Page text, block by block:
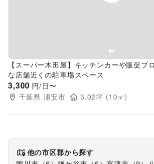
【スーパー木田屋】キッチンカーや販促プ
な店舗近くの駐車場スペース
3,300 円/日〜
千葉県 浦安市 3.02坪 (10 ㎡)
他の市区郡から探す